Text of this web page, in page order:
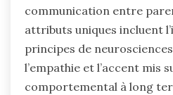
communication entre
attributs uniques incluent
principes de
l’empathie et l’accent mis
comportemental à long